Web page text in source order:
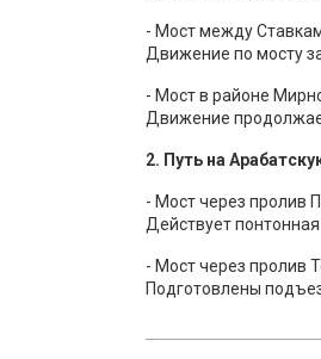
- Мост между
Движение по мосту
- Мост в районе
Движение
2. Путь на
- Мост через пролив
Действует
- Мост через пролив
Подготовлены